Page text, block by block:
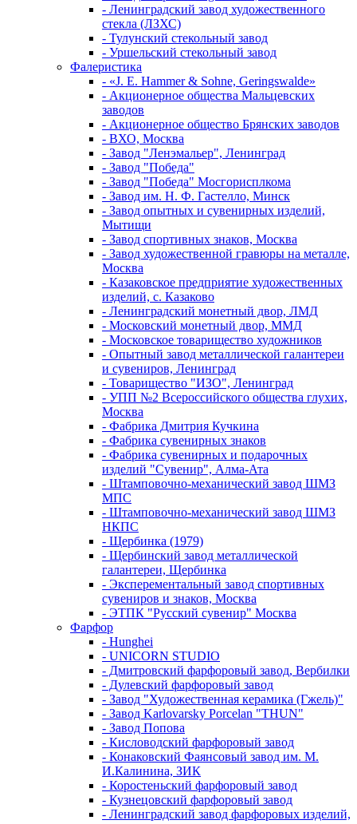
- Ленинградский завод художественного
стекла (ЛЗХС)
- Тулунский стекольный завод
- Уршельский стекольный завод
Фалеристика
- «J. E. Hammer & Sohne, Geringswalde»
- Акционерное общества Мальцевских
заводов
- Акционерное общество Брянских заводов
- ВХО, Москва
- Завод "Ленэмальер", Ленинград
- Завод "Победа"
- Завод "Победа" Мосгорисплкома
- Завод им. Н. Ф. Гастелло, Минск
- Завод опытных и сувенирных изделий,
Мытищи
- Завод спортивных знаков, Москва
- Завод художественной гравюры на металле,
Москва
- Казаковское предприятие художественных
изделий, с. Казаково
- Ленинградский монетный двор, ЛМД
- Московский монетный двор, ММД
- Московское товарищество художников
- Опытный завод металлической галантереи
и сувениров, Ленинград
- Товарищество "ИЗО", Ленинград
- УПП №2 Всероссийского общества глухих,
Москва
- Фабрика Дмитрия Кучкина
- Фабрика сувенирных знаков
- Фабрика сувенирных и подарочных
изделий "Сувенир", Алма-Ата
- Штамповочно-механический завод ШМЗ
МПС
- Штамповочно-механический завод ШМЗ
НКПС
- Щербинка (1979)
- Щербинский завод металлической
галантереи, Щербинка
- Эксперементальный завод спортивных
сувениров и знаков, Москва
- ЭТПК "Русский сувенир" Москва
Фарфор
- Hunghei
- UNICORN STUDIO
- Дмитровский фарфоровый завод, Вербилки
- Дулевский фарфоровый завод
- Завод "Художественная керамика (Гжель)"
- Завод Karlovarsky Porcelan "THUN"
- Завод Попова
- Кисловодский фарфоровый завод
- Конаковский Фаянсовый завод им. М.
И.Калинина, ЗИК
- Коростеньский фарфоровый завод
- Кузнецовский фарфоровый завод
- Ленинградский завод фарфоровых изделий,